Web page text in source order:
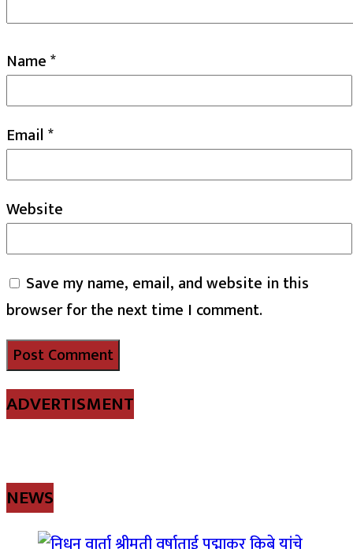
Name*
Email*
Website
Save my name, email, and website in this
browser for the next time I comment.
ADVERTISMENT
NEWS